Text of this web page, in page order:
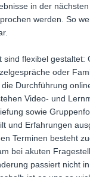
in der
werden. So
sind flexibel gestaltet:
oder
Durchführung
Video- und
sowie
und Erfahrungen
Terminen besteht
bei akuten
passiert nicht